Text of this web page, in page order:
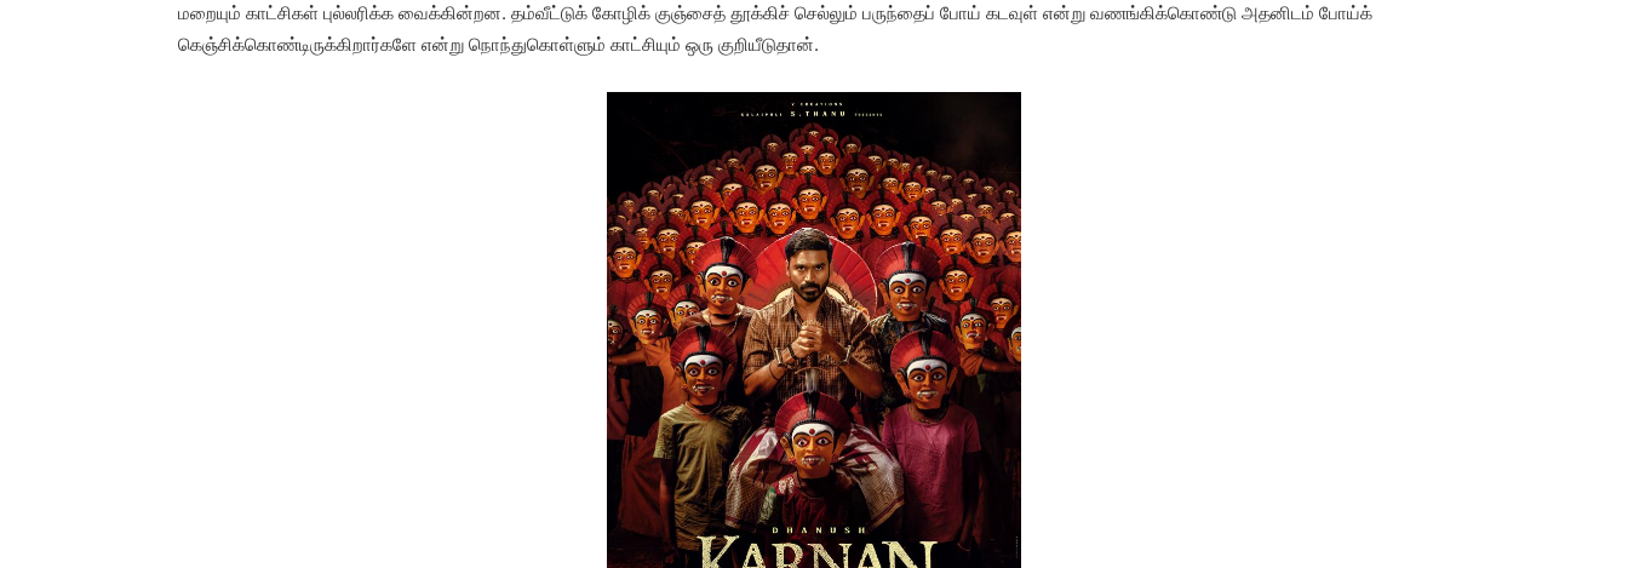
மறையும் காட்சிகள் புல்லரிக்க வைக்கின்றன. தம்வீட்டுக் கோழிக் குஞ்சைத் தூக்கிச் செல்லும் பருந்தைப் போய் கடவுள் என்று வணங்கிக்கொண்டு அதனிடம் போய்க்
கெஞ்சிக்கொண்டிருக்கிறார்களே என்று நொந்துகொள்ளும் காட்சியும் ஒரு குறியீடுதான்.